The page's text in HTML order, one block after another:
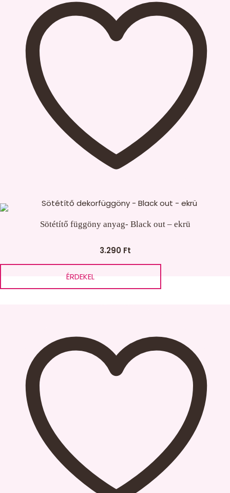
Sötétítő függöny anyag- Black out – ekrü
3.290 Ft
ÉRDEKEL